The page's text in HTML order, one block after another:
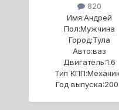
820
Имя:Андрей
Пол:Мужчина
Город:Тула
Авто:ваз
Двигатель:1.6
Тип КПП:
Год выпуска: